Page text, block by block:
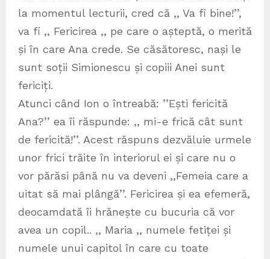
la momentul lecturii, cred că ,, Va fi bine!’’,
va fi ,, Fericirea ,, pe care o așteptă, o merită
și în care Ana crede. Se căsătoresc, nași le
sunt soții Simionescu și copiii Anei sunt
fericiți.
Atunci când Ion o întreabă: ’’Ești fericită
Ana?’’ ea îi răspunde: ,, mi-e frică cât sunt
de fericită!’’. Acest răspuns dezvăluie urmele
unor frici trăite în interiorul ei și care nu o
vor părăsi până nu va deveni ,,Femeia care a
uitat să mai plângă’’. Fericirea și ea efemeră,
deocamdată îi hrănește cu bucuria că vor
avea un copil.. ,, Maria ,, numele fetiței și
numele unui capitol în care cu toate